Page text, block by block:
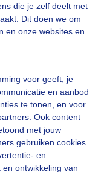
die je zelf deelt met
Dit doen we om
en onze websites en
voor geeft, je
en aanbod
te tonen, en voor
Ook content
met jouw
gebruiken cookies
en
ontwikkeling van